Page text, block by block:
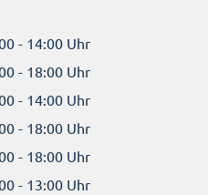
- 14:00 Uhr
- 18:00 Uhr
- 14:00 Uhr
- 18:00 Uhr
- 18:00 Uhr
- 13:00 Uhr